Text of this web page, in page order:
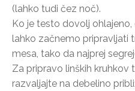
(lahko tudi čez noč).
Ko je testo dovolj
lahko začnemo pripravljati
mesa, tako da najprej
Za pripravo linških kruhkov
razvaljajte na debelino